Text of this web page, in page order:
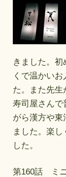
きました。
くで温かい
た。また先生
寿司屋さんで
がら漢方や
ました。楽
した。
第160話 ミ